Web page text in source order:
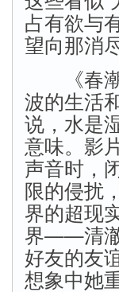
占有欲与
望向那消
《春潮
波的生活
说，水是
意味。影
声音时，
限的侵扰
界的超现
界——清澈
好友的友
想象中她